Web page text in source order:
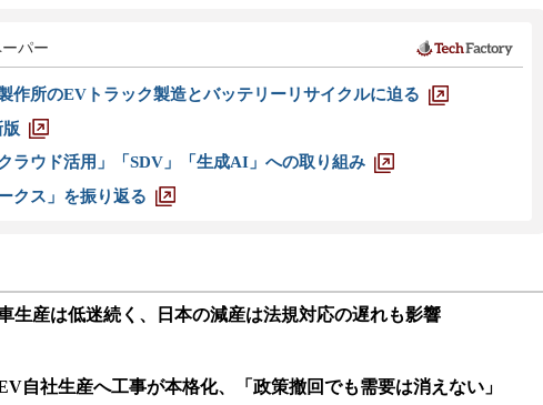
パー
作所のEVトラック製造とバッテリーリサイクルに迫る
ラウド活用」「SDV」「生成AI」への取り組み
クス」を振り返る
生産は低迷続く、日本の減産は法規対応の遅れも影響
自社生産へ工事が本格化、「政策撤回でも需要は消えない」